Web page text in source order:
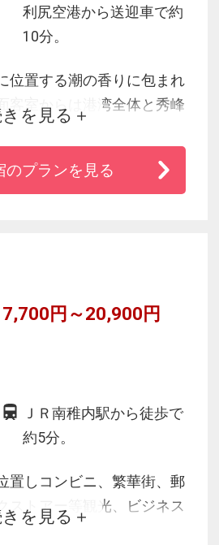
利尻空港から送迎車で約
10分。
位置する潮の香りに包まれ
客室からは港湾全体と秀峰
す。近くにはペシ岬展望台
文島に沈む夕日は絶景とい
地元で穫れた豊富な魚介類
を見る
のプランを見る
7,700円～20,900円
ＪＲ南稚内駅から徒歩で
約5分。
置しコンビニ、繁華街、郵
ストアー等観光、ビジネス
たような、日本人なら誰で
を見る